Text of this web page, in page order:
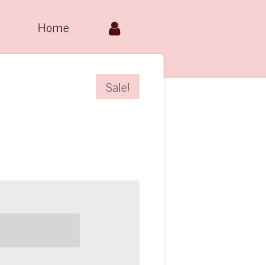
Home
Sale!